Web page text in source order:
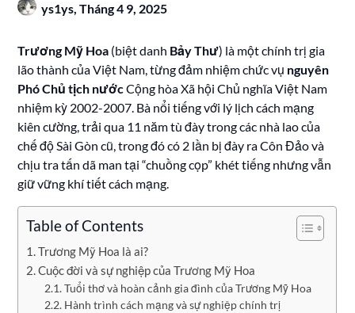
ys1ys,Tháng 4 9, 2025
Trương Mỹ Hoa (biệt danh Bảy Thư) là một chính trị gia
lão thành của Việt Nam, từng đảm nhiệm chức vụ nguyên
Phó Chủ tịch nướcCộng hòa Xã hội Chủ nghĩa Việt Nam
nhiệm kỳ 2002-2007. Bà nổi tiếng với lý lịch cách mạng
kiên cường, trải qua 11 năm tù đày trong các nhà lao của
chế độ Sài Gòn cũ, trong đó có 2 lần bị đày ra Côn Đảo và
chịu tra tấn dã man tại “chuồng cọp” khét tiếng nhưng vẫn
giữ vững khí tiết cách mạng.
Table of Contents
Trương Mỹ Hoa là ai?
Cuộc đời và sự nghiệp của Trương Mỹ Hoa
Tuổi thơ và hoàn cảnh gia đình của Trương Mỹ Hoa
Hành trình cách mạng và sự nghiệp chính trị